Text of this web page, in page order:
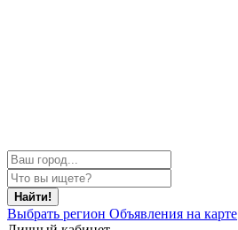
Найти!
Выбрать регион Объявления на карте